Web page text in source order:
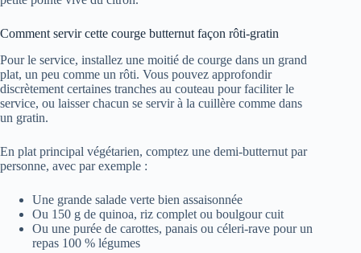
Comment servir cette courge butternut façon rôti-gratin
Pour le service, installez une moitié de courge dans un grand
plat, un peu comme un rôti. Vous pouvez approfondir
discrètement certaines tranches au couteau pour faciliter le
service, ou laisser chacun se servir à la cuillère comme dans
un gratin.
En plat principal végétarien, comptez une demi-butternut par
personne, avec par exemple :
Une grande salade verte bien assaisonnée
Ou 150 g de quinoa, riz complet ou boulgour cuit
Ou une purée de carottes, panais ou céleri-rave pour un
repas 100 % légumes